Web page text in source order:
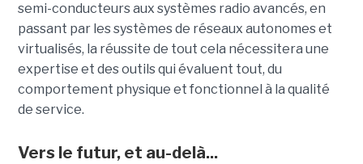
semi-conducteurs aux systèmes radio avancés, en
passant par les systèmes de réseaux autonomes et
virtualisés, la réussite de tout cela nécessitera une
expertise et des outils qui évaluent tout, du
comportement physique et fonctionnel à la qualité
de service.
Vers le futur, et au-delà...